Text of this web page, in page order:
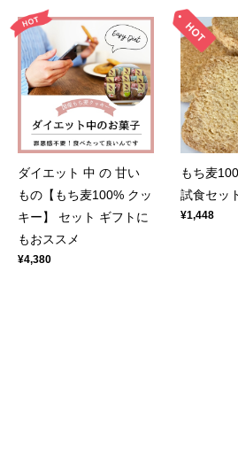
ダイエット 中 の 甘い
もの【もち麦100% クッ
キー】 セット ギフトに
もおススメ
¥4,380
もち麦
試食セッ
¥1,448